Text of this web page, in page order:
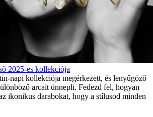
2025-es kollekciója
napi kollekciója megérkezett, és lenyűgöző
arcait ünnepli. Fedezd fel, hogyan
ikonikus darabokat, hogy a stílusod minden